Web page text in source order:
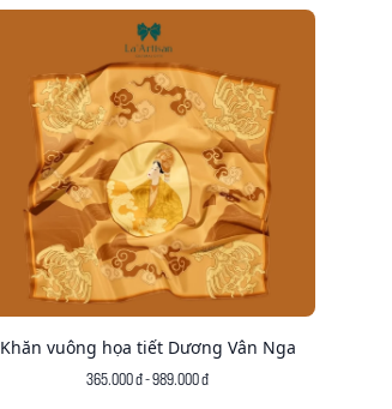
Khăn vuông họa tiết Dương Vân Nga
365.000 đ - 989.000 đ